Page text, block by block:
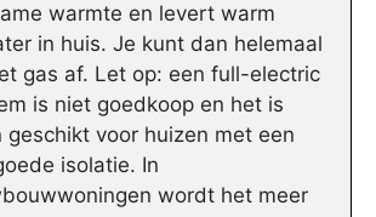
warmte en levert warm
in huis. Je kunt dan helemaal
gas af. Let op: een full-electric
is niet goedkoop en het is
geschikt voor huizen met een
isolatie. In
wordt het meer